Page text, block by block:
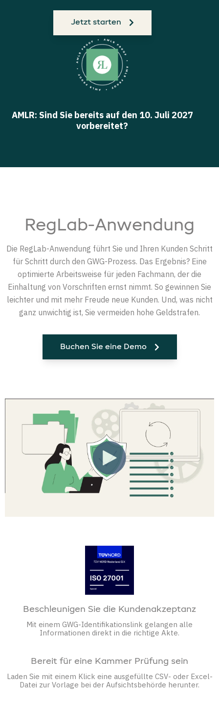
Jetzt starten
AMLR: Sind Sie bereits auf den 10. Juli 2027
vorbereitet?
RegLab-Anwendung
Die RegLab-Anwendung führt Sie und Ihren Kunden Schritt
für Schritt durch den GWG-Prozess. Das Ergebnis? Eine
optimierte Arbeitsweise für jeden Fachmann, der die
Einhaltung von Vorschriften ernst nimmt. So gewinnen Sie
leichter und mit mehr Freude neue Kunden. Und, was nicht
ganz unwichtig ist, Sie vermeiden hohe Geldstrafen.
Buchen Sie eine Demo
Beschleunigen Sie die Kundenakzeptanz
Mit einem GWG-Identifikationslink gelangen alle
Informationen direkt in die richtige Akte.
Bereit für eine Kammer Prüfung sein
Laden Sie mit einem Klick eine ausgefüllte CSV- oder Excel-
Datei zur Vorlage bei der Aufsichtsbehörde herunter.